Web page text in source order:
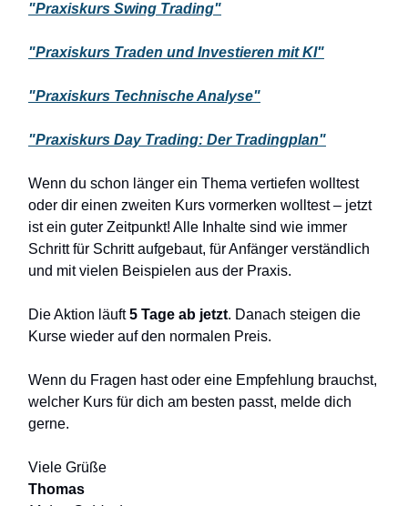
"Praxiskurs Swing Trading"
"Praxiskurs Traden und Investieren mit KI"
"Praxiskurs Technische Analyse"
"Praxiskurs Day Trading: Der Tradingplan"
Wenn du schon länger ein Thema vertiefen wolltest
oder dir einen zweiten Kurs vormerken wolltest – jetzt
ist ein guter Zeitpunkt! Alle Inhalte sind wie immer
Schritt für Schritt aufgebaut, für Anfänger verständlich
und mit vielen Beispielen aus der Praxis.
Die Aktion läuft5 Tage ab jetzt. Danach steigen die
Kurse wieder auf den normalen Preis.
Wenn du Fragen hast oder eine Empfehlung brauchst,
welcher Kurs für dich am besten passt, melde dich
gerne.
Viele Grüße
Thomas